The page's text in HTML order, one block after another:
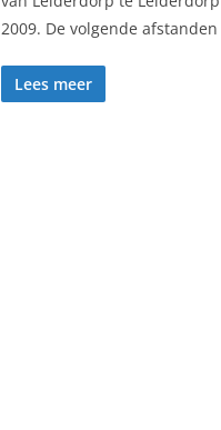
2009. De volgende
Lees meer